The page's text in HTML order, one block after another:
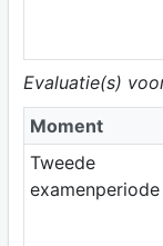
Evaluatie(s)
Moment
Tweede
examenperiode